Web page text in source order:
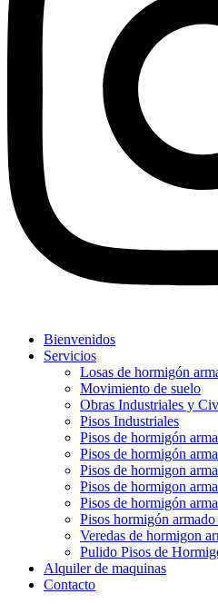
Bienvenidos
Servicios
Losas de hormigón
Movimiento de suelo
Obras Industriales y
Pisos Industriales
Pisos de hormigón
Pisos de hormigón
Pisos de hormigon
Pisos de hormigon
Pisos de hormigón
Pisos hormigón
Veredas de hormigon
Pulido Pisos de
Alquiler de maquinas
Contacto